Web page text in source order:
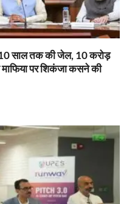
10 साल तक की जेल, 10 करोड़
माफिया पर शिकंजा कसने की